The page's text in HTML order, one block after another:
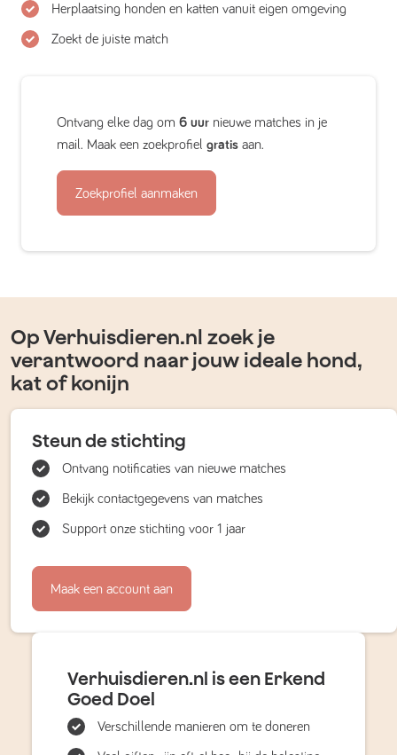
Herplaatsing honden en katten vanuit eigen omgeving
Zoekt de juiste match
Ontvang elke dag om 6 uur nieuwe matches in je
mail. Maak een zoekprofiel gratis aan.
Zoekprofiel aanmaken
Op Verhuisdieren.nl zoek je
verantwoord naar jouw ideale hond,
kat of konijn
Steun de stichting
Ontvang notificaties van nieuwe matches
Bekijk contactgegevens van matches
Support onze stichting voor 1 jaar
Maak een account aan
Verhuisdieren.nl is een Erkend
Goed Doel
Verschillende manieren om te doneren